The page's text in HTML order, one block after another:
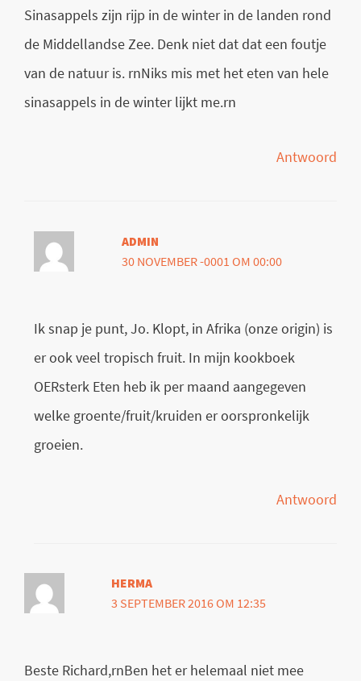
Sinasappels zijn rijp in de winter in de landen rond
de Middellandse Zee. Denk niet dat dat een foutje
van de natuur is. rnNiks mis met het eten van hele
sinasappels in de winter lijkt me.rn
Antwoord
ADMIN
30 NOVEMBER -0001 OM 00:00
Ik snap je punt, Jo. Klopt, in Afrika (onze origin) is
er ook veel tropisch fruit. In mijn kookboek
OERsterk Eten heb ik per maand aangegeven
welke groente/fruit/kruiden er oorspronkelijk
groeien.
Antwoord
HERMA
3 SEPTEMBER 2016 OM 12:35
Beste Richard,rnBen het er helemaal niet mee